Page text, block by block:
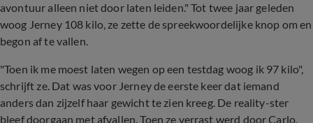
avontuur alleen niet door laten leiden." Tot twee jaar geleden
woog Jerney 108 kilo, ze zette de spreekwoordelijke knop om en
begon af te vallen.
"Toen ik me moest laten wegen op een testdag woog ik 97 kilo",
schrijft ze. Dat was voor Jerney de eerste keer dat iemand
anders dan zijzelf haar gewicht te zien kreeg. De reality-ster
bleef doorgaan met afvallen. Toen ze verrast werd door Carlo,